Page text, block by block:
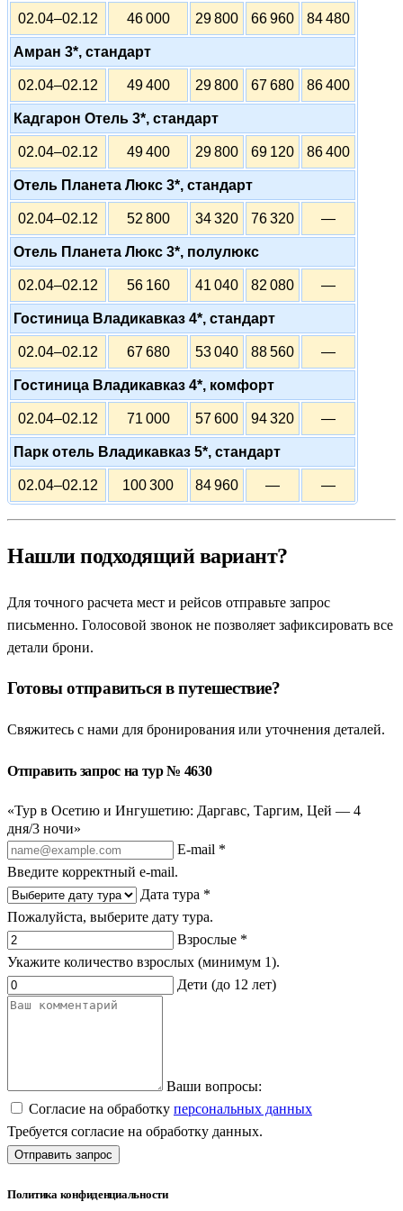
02.04–02.12 46 000 29 800 66 960 84 480
Амран 3*, стандарт
02.04–02.12 49 400 29 800 67 680 86 400
Кадгарон Отель 3*, стандарт
02.04–02.12 49 400 29 800 69 120 86 400
Отель Планета Люкс 3*, стандарт
02.04–02.12 52 800 34 320 76 320 —
Отель Планета Люкс 3*, полулюкс
02.04–02.12 56 160 41 040 82 080 —
Гостиница Владикавказ 4*, стандарт
02.04–02.12 67 680 53 040 88 560 —
Гостиница Владикавказ 4*, комфорт
02.04–02.12 71 000 57 600 94 320 —
Парк отель Владикавказ 5*, стандарт
02.04–02.12 100 300 84 960 — —
Нашли подходящий вариант?
Для точного расчета мест и рейсов отправьте запрос
письменно. Голосовой звонок не позволяет зафиксировать все
детали брони.
Готовы отправиться в путешествие?
Свяжитесь с нами для бронирования или уточнения деталей.
Отправить запрос на тур № 4630
«Тур в Осетию и Ингушетию: Даргавс, Таргим, Цей — 4
дня/3 ночи»
E-mail *
Введите корректный e-mail.
Дата тура *
Пожалуйста, выберите дату тура.
Взрослые *
Укажите количество взрослых (минимум 1).
Дети (до 12 лет)
Ваши вопросы:
Согласие на обработку персональных данных
Требуется согласие на обработку данных.
Отправить запрос
Политика конфиденциальности